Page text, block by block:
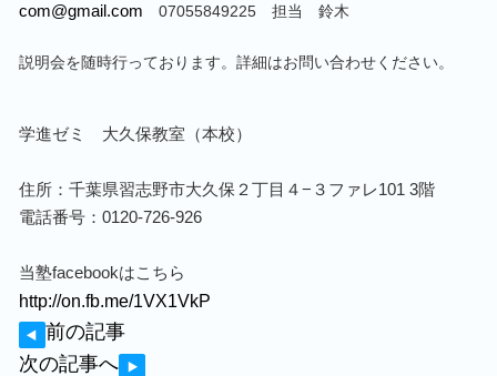
com@gmail.com 07055849225 担当 鈴木
説明会を随時行っております。詳細はお問い合わせください。
学進ゼミ 大久保教室（本校）
住所：千葉県習志野市大久保２丁目４−３ファレ101 3階
電話番号：0120-726-926
当塾facebookはこちら
http://on.fb.me/1VX1VkP
前の記事
次の記事へ